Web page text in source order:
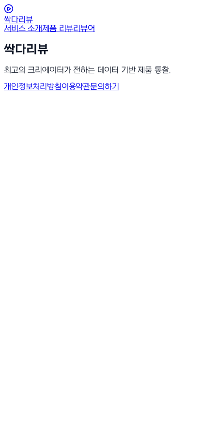
싹다리뷰
서비스 소개제품 리뷰리뷰어
싹다리뷰
최고의 크리에이터가 전하는 데이터 기반 제품 통찰.
개인정보처리방침이용약관문의하기